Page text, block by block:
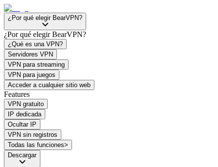
¿Por qué elegir BearVPN?
¿Por qué elegir BearVPN?
¿Qué es una VPN?
Servidores VPN
VPN para streaming
VPN para juegos
Acceder a cualquier sitio web
Features
VPN gratuito
IP dedicada
Ocultar IP
VPN sin registros
Todas las funciones>
Descargar